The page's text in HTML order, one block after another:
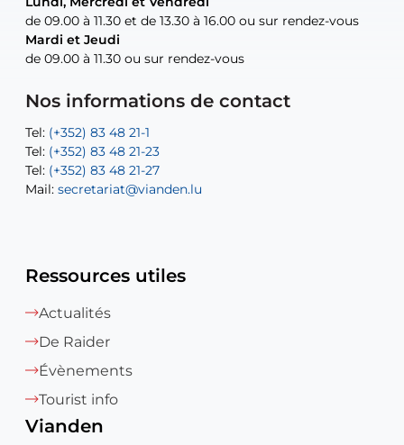
de 09.00 à 11.30 et de 13.30 à 16.00 ou sur rendez-vous
Mardi et Jeudi
de 09.00 à 11.30 ou sur rendez-vous
Nos informations de contact
Tel: (+352) 83 48 21-1
Tel: (+352) 83 48 21-23
Tel: (+352) 83 48 21-27
Mail: secretariat@vianden.lu
de 09.00 à 11.30 et de 13.30 à 16.00 ou sur rendez-vous
Mardi et Jeudi
de 09.00 à 11.30 ou sur rendez-vous
Tel: (+352) 83 48 21-20
Tel: (+352) 83 48 21-22
Mail:sofia.carvalho@vianden.lu
Mail: diane.storn@vianden.lu
Mail:recette@vianden.lu
Tel:(+352) 83 48 21-31
Tel:Permanence (Fuite d’eau) : 83 48 21 61
Ressources utiles
Actualités
De Raider
Évènements
Tourist info
Vianden